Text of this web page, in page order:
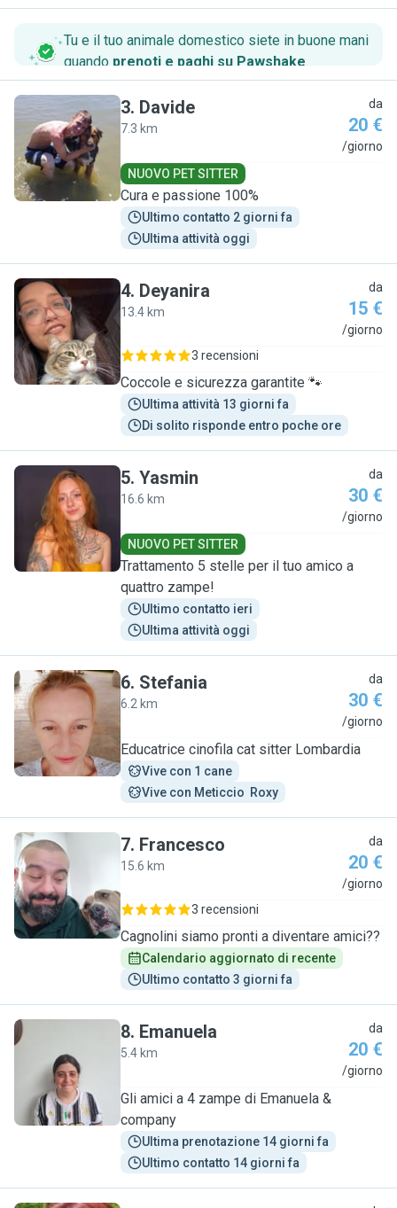
Tu e il tuo animale domestico siete in buone mani
quando prenoti e paghi su Pawshake.
D
3. Davide
7.3 km
da
20 €
/giorno
NUOVO PET SITTER
Cura e passione 100%
Ultimo contatto 2 giorni fa
Ultima attività oggi
D
4. Deyanira
13.4 km
da
15 €
/giorno
3 recensioni
Coccole e sicurezza garantite 🐾
Ultima attività 13 giorni fa
Di solito risponde entro poche ore
Y
5. Yasmin
16.6 km
da
30 €
/giorno
NUOVO PET SITTER
Trattamento 5 stelle per il tuo amico a
quattro zampe!
Ultimo contatto ieri
Ultima attività oggi
S
6. Stefania
6.2 km
da
30 €
/giorno
Educatrice cinofila cat sitter Lombardia
Vive con 1 cane
Vive con Meticcio  Roxy
F
7. Francesco
15.6 km
da
20 €
/giorno
3 recensioni
Cagnolini siamo pronti a diventare amici??
Calendario aggiornato di recente
Ultimo contatto 3 giorni fa
E
8. Emanuela
5.4 km
da
20 €
/giorno
Gli amici a 4 zampe di Emanuela &
company
Ultima prenotazione 14 giorni fa
Ultimo contatto 14 giorni fa